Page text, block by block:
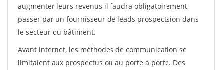
augmenter leurs revenus il faudra obligatoirement
passer par un fournisseur de leads prospectsion dans
le secteur du bâtiment.
Avant internet, les méthodes de communication se
limitaient aux prospectus ou au porte à porte. Des